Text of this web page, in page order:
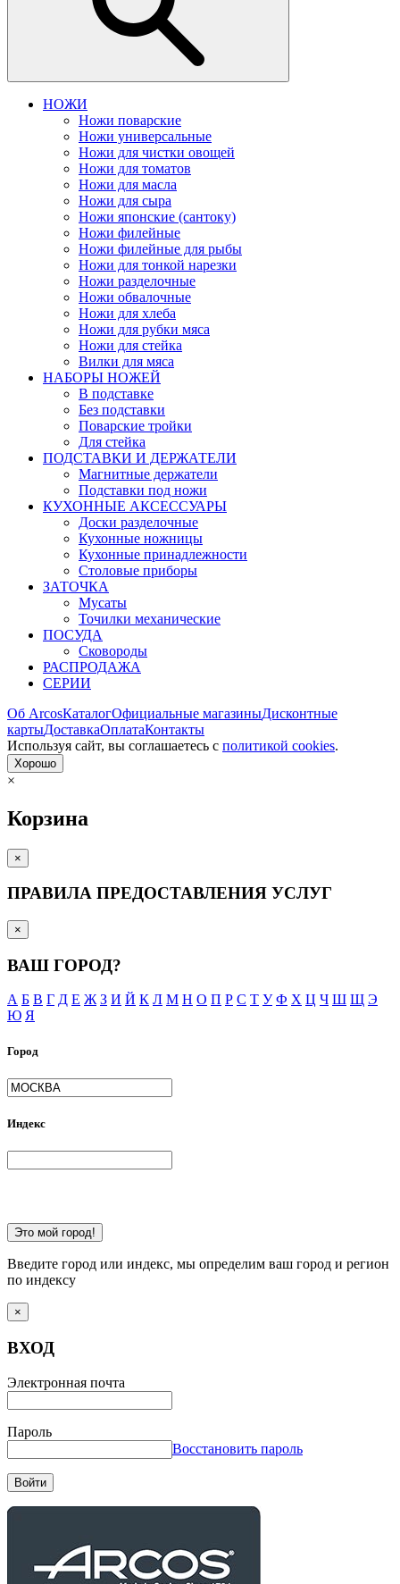
НОЖИ
Ножи поварские
Ножи универсальные
Ножи для чистки овощей
Ножи для томатов
Ножи для масла
Ножи для сыра
Ножи японские (сантоку)
Ножи филейные
Ножи филейные для рыбы
Ножи для тонкой нарезки
Ножи разделочные
Ножи обвалочные
Ножи для хлеба
Ножи для рубки мяса
Ножи для стейка
Вилки для мяса
НАБОРЫ НОЖЕЙ
В подставке
Без подставки
Поварские тройки
Для стейка
ПОДСТАВКИ И ДЕРЖАТЕЛИ
Магнитные держатели
Подставки под ножи
КУХОННЫЕ АКСЕССУАРЫ
Доски разделочные
Кухонные ножницы
Кухонные принадлежности
Столовые приборы
ЗАТОЧКА
Мусаты
Точилки механические
ПОСУДА
Сковороды
РАСПРОДАЖА
СЕРИИ
Об ArcosКаталогОфициальные магазиныДисконтные
картыДоставкаОплатаКонтакты
Используя сайт, вы согла­шаетесь с политикой cookies.
Хорошо
×
Корзина
×
ПРАВИЛА ПРЕДОСТАВЛЕНИЯ УСЛУГ
×
ВАШ ГОРОД?
А Б В Г Д Е Ж З И Й К Л М Н О П Р С Т У Ф Х Ц Ч Ш Щ Э
Ю Я
Город
Индекс
Это мой город!
Введите город или индекс, мы определим ваш город и регион
по индексу
×
ВХОД
Электронная почта
Пароль
Восстановить пароль
Войти